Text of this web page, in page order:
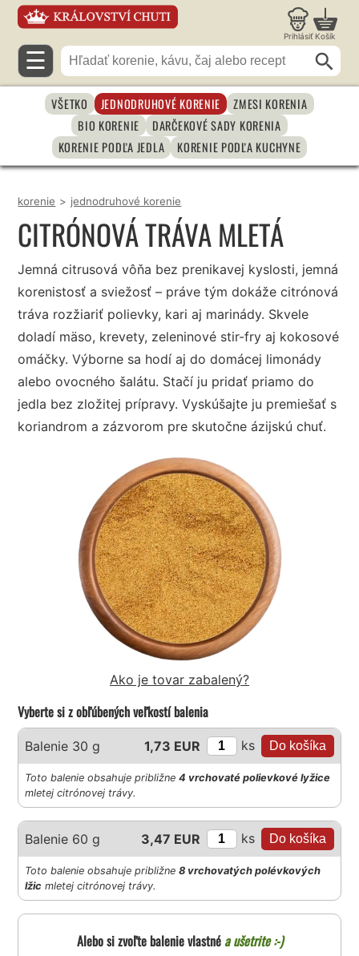
Prihlásiť Košík
☰
VŠETKO JEDNODRUHOVÉ KORENIE
ZMESI KORENIA
BIO KORENIE
DARČEKOVÉ SADY KORENIA
KORENIE PODĽA JEDLA
KORENIE PODĽA KUCHYNE
korenie > jednodruhové korenie
CITRÓNOVÁ TRÁVA MLETÁ
Jemná citrusová vôňa bez prenikavej kyslosti, jemná
korenistosť a sviežosť – práve tým dokáže citrónová
tráva rozžiariť polievky, kari aj marinády. Skvele
doladí mäso, krevety, zeleninové stir-fry aj kokosové
omáčky. Výborne sa hodí aj do domácej limonády
alebo ovocného šalátu. Stačí ju pridať priamo do
jedla bez zložitej prípravy. Vyskúšajte ju premiešať s
koriandrom a zázvorom pre skutočne ázijskú chuť.
Ako je tovar zabalený?
Vyberte si z obľúbených veľkostí balenia
Balenie 30 g 1,73 EUR ks
Toto balenie obsahuje približne4 vrchovaté polievkové lyžice
mletej citrónovej trávy.
Balenie 60 g 3,47 EUR ks
Toto balenie obsahuje približne8 vrchovatých polévkových
lžic mletej citrónovej trávy.
Alebo si zvoľte balenie vlastnéa ušetrite :-)